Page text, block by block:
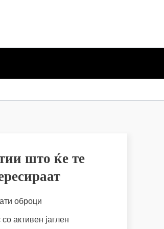
што ќе те
оброци
со активен јаглен